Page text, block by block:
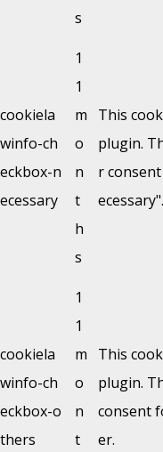
s
cookiela
winfo-ch
eckbox-n
ecessary
1
1
m
o
n
t
h
s
This
plugin.
r
ecessary".
cookiela
winfo-ch
eckbox-o
thers
1
1
m
o
n
t
This
plugin.
consent
er.